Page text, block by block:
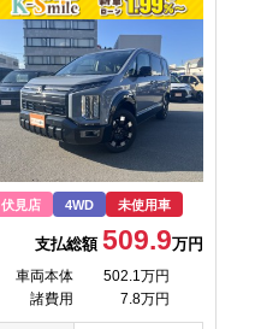
伏見店 4WD 未使用車
支払総額509.9万円
車両本体
502.1万円
諸費用
7.8万円